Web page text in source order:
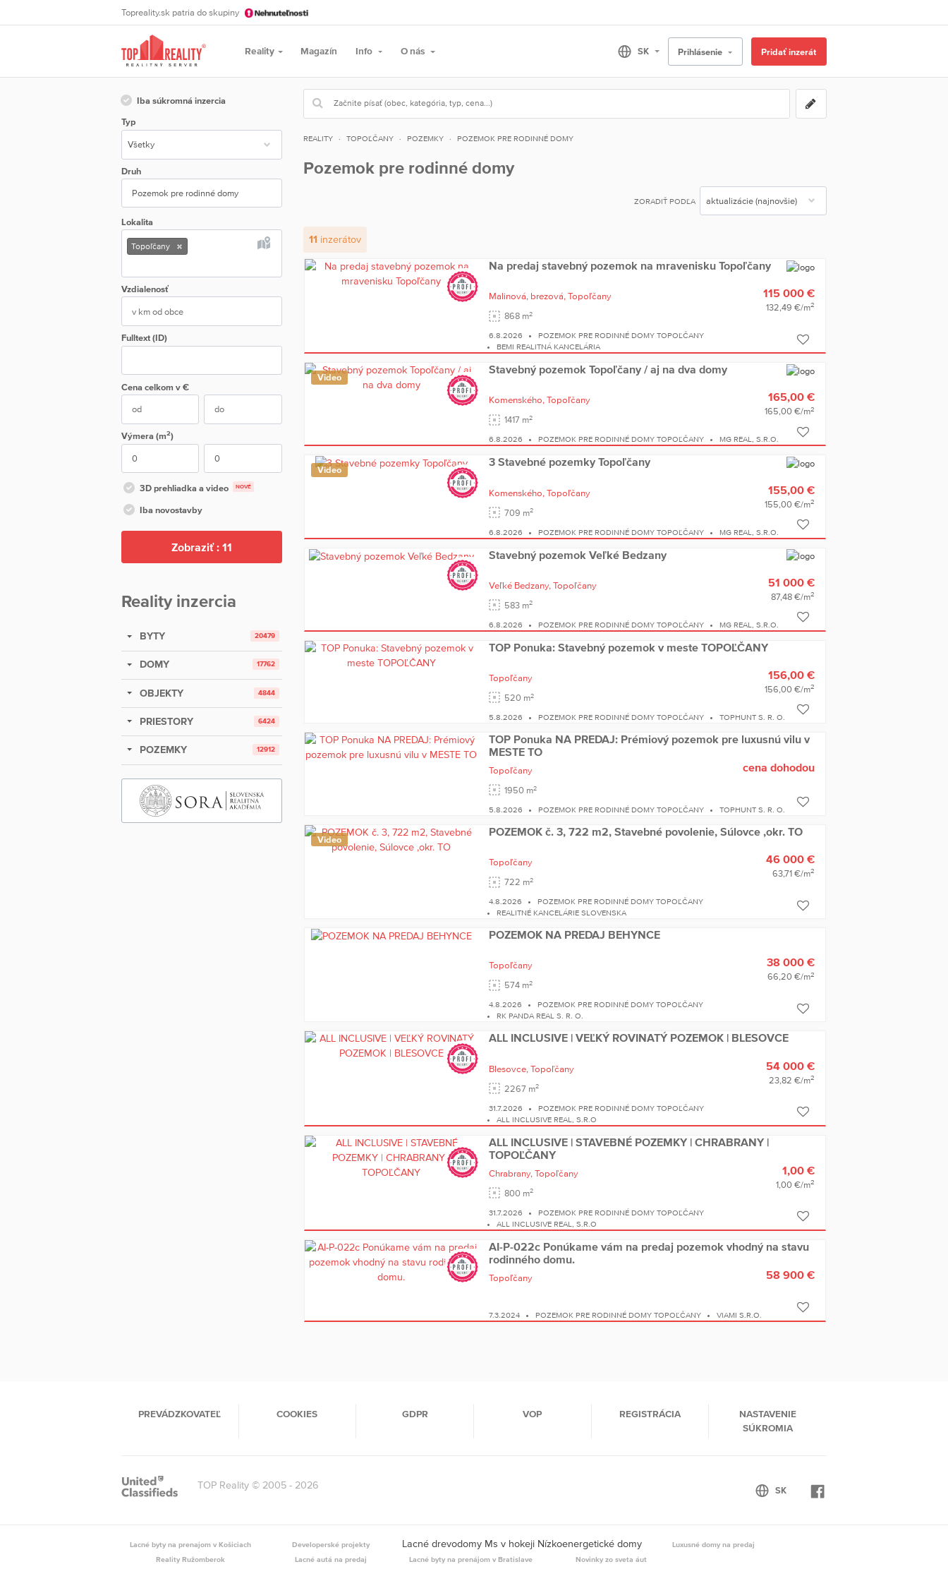
Topreality.sk patria do skupiny
Reality Magazín Info O nás Prihlásenie Pridať inzerát
Iba súkromná inzercia
Typ
Druh
Pozemok pre rodinné domy
Lokalita
Topoľčany
Vzdialenosť
Fulltext (ID)
Cena celkom v €
Výmera (m2)
3D prehliadka a video NOVÉ
Iba novostavby
Zobraziť : 11
Reality inzercia
BYTY 20479
DOMY 17762
OBJEKTY 4844
PRIESTORY 6424
POZEMKY 12912
REALITY TOPOĽČANY POZEMKY POZEMOK PRE RODINNÉ DOMY
Pozemok pre rodinné domy
ZORADIŤ PODĽA
11 inzerátov
Na predaj stavebný pozemok na mravenisku Topoľčany
Malinová, brezová, Topoľčany
868 m2
115 000 €
132,49 €/m2
6.8.2026
POZEMOK PRE RODINNÉ DOMY TOPOĽČANY
BEMI REALITNÁ KANCELÁRIA
Video
Stavebný pozemok Topoľčany / aj na dva domy
Komenského, Topoľčany
1417 m2
165,00 €
165,00 €/m2
6.8.2026 POZEMOK PRE RODINNÉ DOMY TOPOĽČANY MG REAL, S.R.O.
Video
3 Stavebné pozemky Topoľčany
Komenského, Topoľčany
709 m2
155,00 €
155,00 €/m2
6.8.2026 POZEMOK PRE RODINNÉ DOMY TOPOĽČANY MG REAL, S.R.O.
Stavebný pozemok Veľké Bedzany
Veľké Bedzany, Topoľčany
583 m2
51 000 €
87,48 €/m2
6.8.2026 POZEMOK PRE RODINNÉ DOMY TOPOĽČANY MG REAL, S.R.O.
TOP Ponuka: Stavebný pozemok v meste TOPOĽČANY
Topoľčany
520 m2
156,00 €
156,00 €/m2
5.8.2026 POZEMOK PRE RODINNÉ DOMY TOPOĽČANY TOPHUNT S. R. O.
TOP Ponuka NA PREDAJ: Prémiový pozemok pre luxusnú vilu v
MESTE TO
Topoľčany
1950 m2
cena dohodou
5.8.2026 POZEMOK PRE RODINNÉ DOMY TOPOĽČANY TOPHUNT S. R. O.
Video
POZEMOK č. 3, 722 m2, Stavebné povolenie, Súlovce ,okr. TO
Topoľčany
722 m2
46 000 €
63,71 €/m2
4.8.2026
POZEMOK PRE RODINNÉ DOMY TOPOĽČANY
REALITNÉ KANCELÁRIE SLOVENSKA
POZEMOK NA PREDAJ BEHYNCE
Topoľčany
574 m2
38 000 €
66,20 €/m2
4.8.2026
POZEMOK PRE RODINNÉ DOMY TOPOĽČANY
RK PANDA REAL S. R. O.
ALL INCLUSIVE | VEĽKÝ ROVINATÝ POZEMOK | BLESOVCE
Blesovce, Topoľčany
2267 m2
54 000 €
23,82 €/m2
31.7.2026
POZEMOK PRE RODINNÉ DOMY TOPOĽČANY
ALL INCLUSIVE REAL, S.R.O
ALL INCLUSIVE | STAVEBNÉ POZEMKY | CHRABRANY |
TOPOĽČANY
Chrabrany, Topoľčany
800 m2
1,00 €
1,00 €/m2
31.7.2026
POZEMOK PRE RODINNÉ DOMY TOPOĽČANY
ALL INCLUSIVE REAL, S.R.O
AI-P-022c Ponúkame vám na predaj pozemok vhodný na stavu
rodinného domu.
Topoľčany 58 900 €
7.3.2024 POZEMOK PRE RODINNÉ DOMY TOPOĽČANY VIAMI S.R.O.
PREVÁDZKOVATEĽ COOKIES GDPR VOP REGISTRÁCIA
NASTAVENIE
SÚKROMIA
TOP Reality © 2005 - 2026
Lacné byty na prenajom v Košiciach Developerské projekty Lacné drevodomy Ms v hokeji Nízkoenergetické domy
Luxusné domy na predaj
Reality Ružomberok
Lacné autá na predaj Lacné byty na prenájom v Bratislave Novinky zo sveta áut